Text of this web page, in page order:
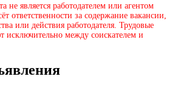
не является работодателем или агентом
ответственности за содержание вакансии,
или действия работодателя. Трудовые
исключительно между соискателем и